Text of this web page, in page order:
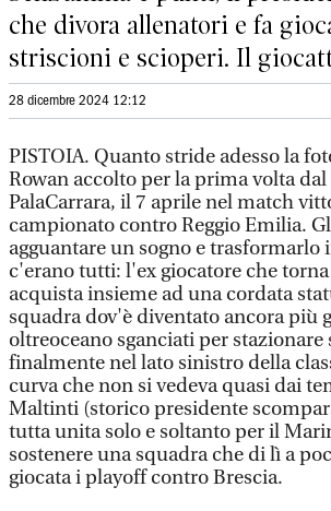
che divora allenatori e fa
striscioni e scioperi. Il
28 dicembre 2024 12:12
PISTOIA. Quanto stride adesso la
Rowan accolto per la prima volta
PalaCarrara, il 7 aprile nel match
campionato contro Reggio Emilia.
agguantare un sogno e trasformarlo
c'erano tutti: l'ex giocatore che
acquista insieme ad una cordata
squadra dov'è diventato ancora più
oltreoceano sganciati per
finalmente nel lato sinistro della
curva che non si vedeva quasi dai
Maltinti (storico presidente
tutta unita solo e soltanto per il
sostenere una squadra che di lì a
giocata i playoff contro Brescia.